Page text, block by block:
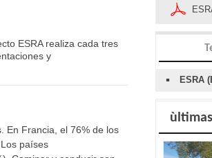
ESRA realiza cada tres
y
En Francia, el 76% de los
países
ESRA